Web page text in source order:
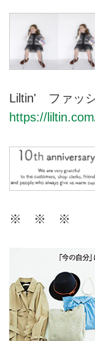
Liltin' ファッ
https://
※ ※ ※